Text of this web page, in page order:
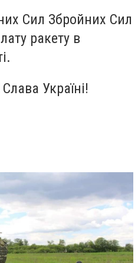
Сил Збройних Сил
ракету в
Україні!